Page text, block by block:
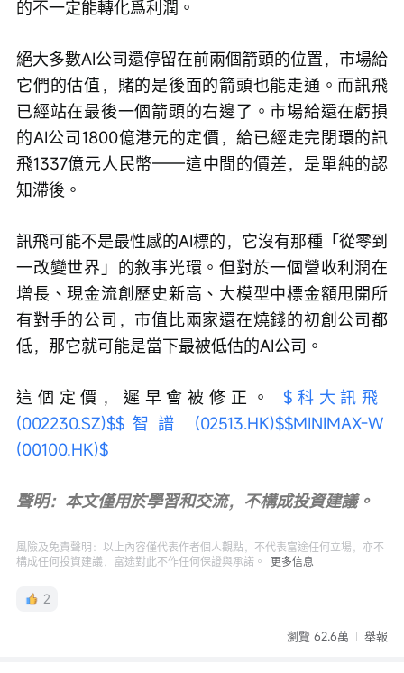
的不一定能轉化爲利潤。
絕大多數AI公司還停留在前兩個箭頭的位置，市場給
它們的估值，賭的是後面的箭頭也能走通。而訊飛
已經站在最後一個箭頭的右邊了。市場給還在虧損
的AI公司1800億港元的定價，給已經走完閉環的訊
飛1337億元人民幣——這中間的價差，是單純的認
知滯後。
訊飛可能不是最性感的AI標的，它沒有那種「從零到
一改變世界」的敘事光環。但對於一個營收利潤在
增長、現金流創歷史新高、大模型中標金額甩開所
有對手的公司，市值比兩家還在燒錢的初創公司都
低，那它就可能是當下最被低估的AI公司。
這個定價，遲早會被修正。 $科大訊飛
(002230.SZ)$$智譜 (02513.HK)$$MINIMAX-W
(00100.HK)$
聲明：本文僅用於學習和交流，不構成投資建議。
風險及免責聲明：以上內容僅代表作者個人觀點，不代表富途任何立場，亦不
構成任何投資建議，富途對此不作任何保證與承諾。
更多信息
2
瀏覽 62.6萬 舉報